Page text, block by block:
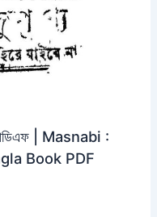
পিডিএফ | Masnabi :
Book PDF